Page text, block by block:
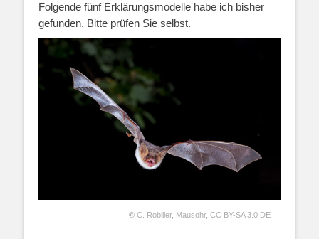
Folgende fünf Erklärungsmodelle habe ich bisher
gefunden. Bitte prüfen Sie selbst.
© C. Robiller, Mausohr, CC BY-SA 3.0 DE